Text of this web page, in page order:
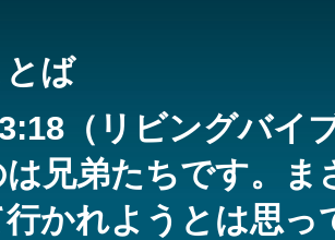
ば
（リビングバ
は兄弟たちです。ま
かれようとは思っ